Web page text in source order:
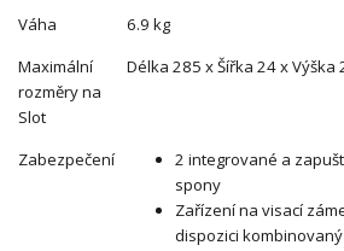
Váha
6.9 kg
Maximální
rozměry na
Slot
Délka 285 x Šířka 24 x Výška
Zabezpečení
2 integrované a
spony
Zařízení na visací
dispozici